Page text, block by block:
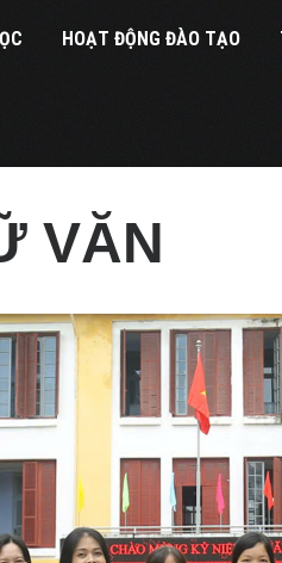
HOẠT ĐỘNG ĐÀO TẠO
VĂN